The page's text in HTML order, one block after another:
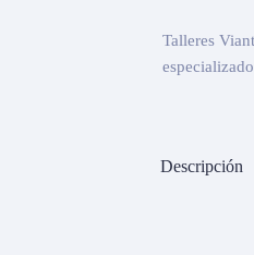
Talleres
Descripción